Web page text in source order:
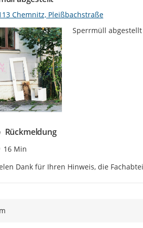
Chemnitz, Pleißbachstraße
Sperrmüll
Rückmeldung
Zeitpunkt des Erstellens
16 Min
Dank für Ihren Hinweis, die